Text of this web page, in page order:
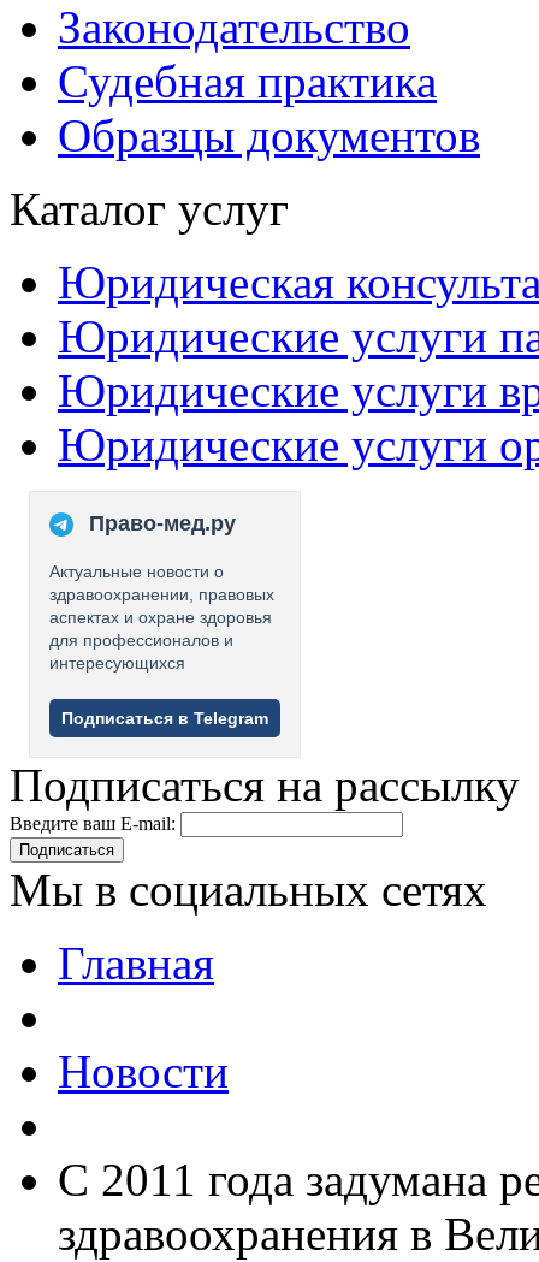
Законодательство
Судебная практика
Образцы документов
Каталог услуг
Юридическая
Юридические услуги
Юридические услуги
Юридические услуги
Право-мед.ру
Актуальные новости о
здравоохранении, правовых
аспектах и охране здоровья
для профессионалов и
интересующихся
Подписаться в Telegram
Подписаться на рассылку
Введите ваш E-mail:
Подписаться
Мы в социальных сетях
Главная
Новости
С 2011 года задумана
здравоохранения в